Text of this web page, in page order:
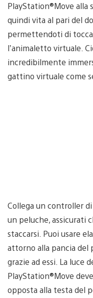
PlayStation®Move alla
quindi vita al pari del
permettendoti di
l’animaletto virtuale.
incredibilmente
gattino virtuale come
Collega un controller
un peluche, assicurati
staccarsi. Puoi usare
attorno alla pancia del
grazie ad essi. La luce
PlayStation®Move
opposta alla testa del